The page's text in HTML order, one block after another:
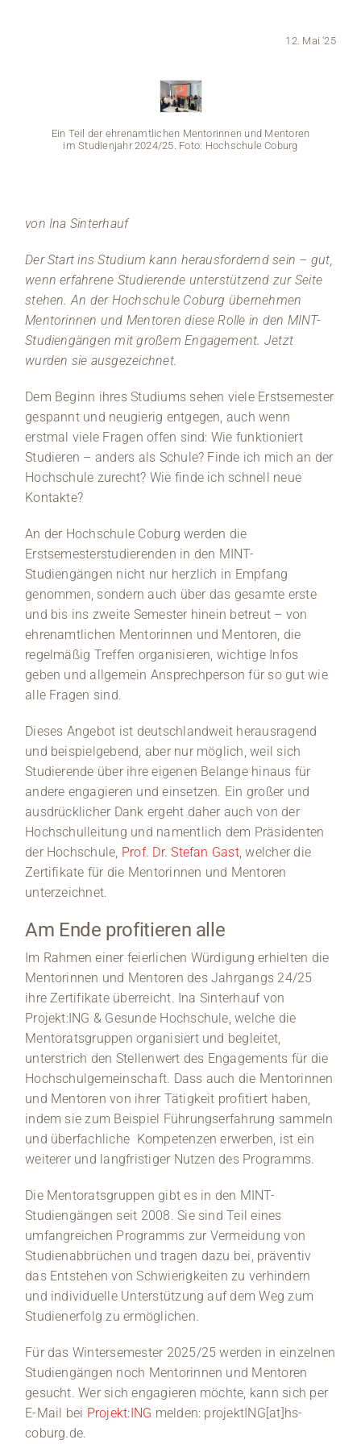
Veranstaltungen
12. Mai '25
Ein Teil der ehrenamtlichen Mentorinnen und Mentoren
im Studienjahr 2024/25. Foto: Hochschule Coburg
von Ina Sinterhauf
Der Start ins Studium kann herausfordernd sein – gut,
wenn erfahrene Studierende unterstützend zur Seite
stehen. An der Hochschule Coburg übernehmen
Mentorinnen und Mentoren diese Rolle in den MINT-
Studiengängen mit großem Engagement. Jetzt
wurden sie ausgezeichnet.
Dem Beginn ihres Studiums sehen viele Erstsemester
gespannt und neugierig entgegen, auch wenn
erstmal viele Fragen offen sind: Wie funktioniert
Studieren – anders als Schule? Finde ich mich an der
Hochschule zurecht? Wie finde ich schnell neue
Kontakte?
An der Hochschule Coburg werden die
Erstsemesterstudierenden in den MINT-
Studiengängen nicht nur herzlich in Empfang
genommen, sondern auch über das gesamte erste
und bis ins zweite Semester hinein betreut – von
ehrenamtlichen Mentorinnen und Mentoren, die
regelmäßig Treffen organisieren, wichtige Infos
geben und allgemein Ansprechperson für so gut wie
alle Fragen sind.
Dieses Angebot ist deutschlandweit herausragend
und beispielgebend, aber nur möglich, weil sich
Studierende über ihre eigenen Belange hinaus für
andere engagieren und einsetzen. Ein großer und
ausdrücklicher Dank ergeht daher auch von der
Hochschulleitung und namentlich dem Präsidenten
der Hochschule, Prof. Dr. Stefan Gast, welcher die
Zertifikate für die Mentorinnen und Mentoren
unterzeichnet.
Am Ende profitieren alle
Im Rahmen einer feierlichen Würdigung erhielten die
Mentorinnen und Mentoren des Jahrgangs 24/25
ihre Zertifikate überreicht. Ina Sinterhauf von
Projekt:ING & Gesunde Hochschule, welche die
Mentoratsgruppen organisiert und begleitet,
unterstrich den Stellenwert des Engagements für die
Hochschulgemeinschaft. Dass auch die Mentorinnen
und Mentoren von ihrer Tätigkeit profitiert haben,
indem sie zum Beispiel Führungserfahrung sammeln
und überfachliche Kompetenzen erwerben, ist ein
weiterer und langfristiger Nutzen des Programms.
Die Mentoratsgruppen gibt es in den MINT-
Studiengängen seit 2008. Sie sind Teil eines
umfangreichen Programms zur Vermeidung von
Studienabbrüchen und tragen dazu bei, präventiv
das Entstehen von Schwierigkeiten zu verhindern
und individuelle Unterstützung auf dem Weg zum
Studienerfolg zu ermöglichen.
Für das Wintersemester 2025/25 werden in einzelnen
Studiengängen noch Mentorinnen und Mentoren
gesucht. Wer sich engagieren möchte, kann sich per
E-Mail bei Projekt:ING melden: projektING[at]hs-
coburg.de.